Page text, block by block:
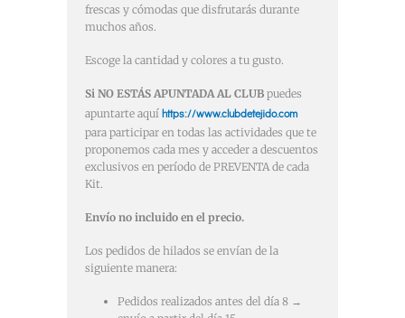
frescas y cómodas que disfrutarás durante
muchos años.
Escoge la cantidad y colores a tu gusto.
Si NO ESTÁS APUNTADA AL CLUB puedes
apuntarte aquí https://www.clubdetejido.com
para participar en todas las actividades que te
proponemos cada mes y acceder a descuentos
exclusivos en período de PREVENTA de cada
Kit.
Envío no incluido en el precio.
Los pedidos de hilados se envían de la
siguiente manera:
Pedidos realizados antes del día 8 →